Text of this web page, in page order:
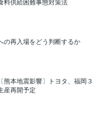
料供給困難事態対策法
の再入場をどう判断するか
〔熊本地震影響〕トヨタ、福岡３
産再開予定